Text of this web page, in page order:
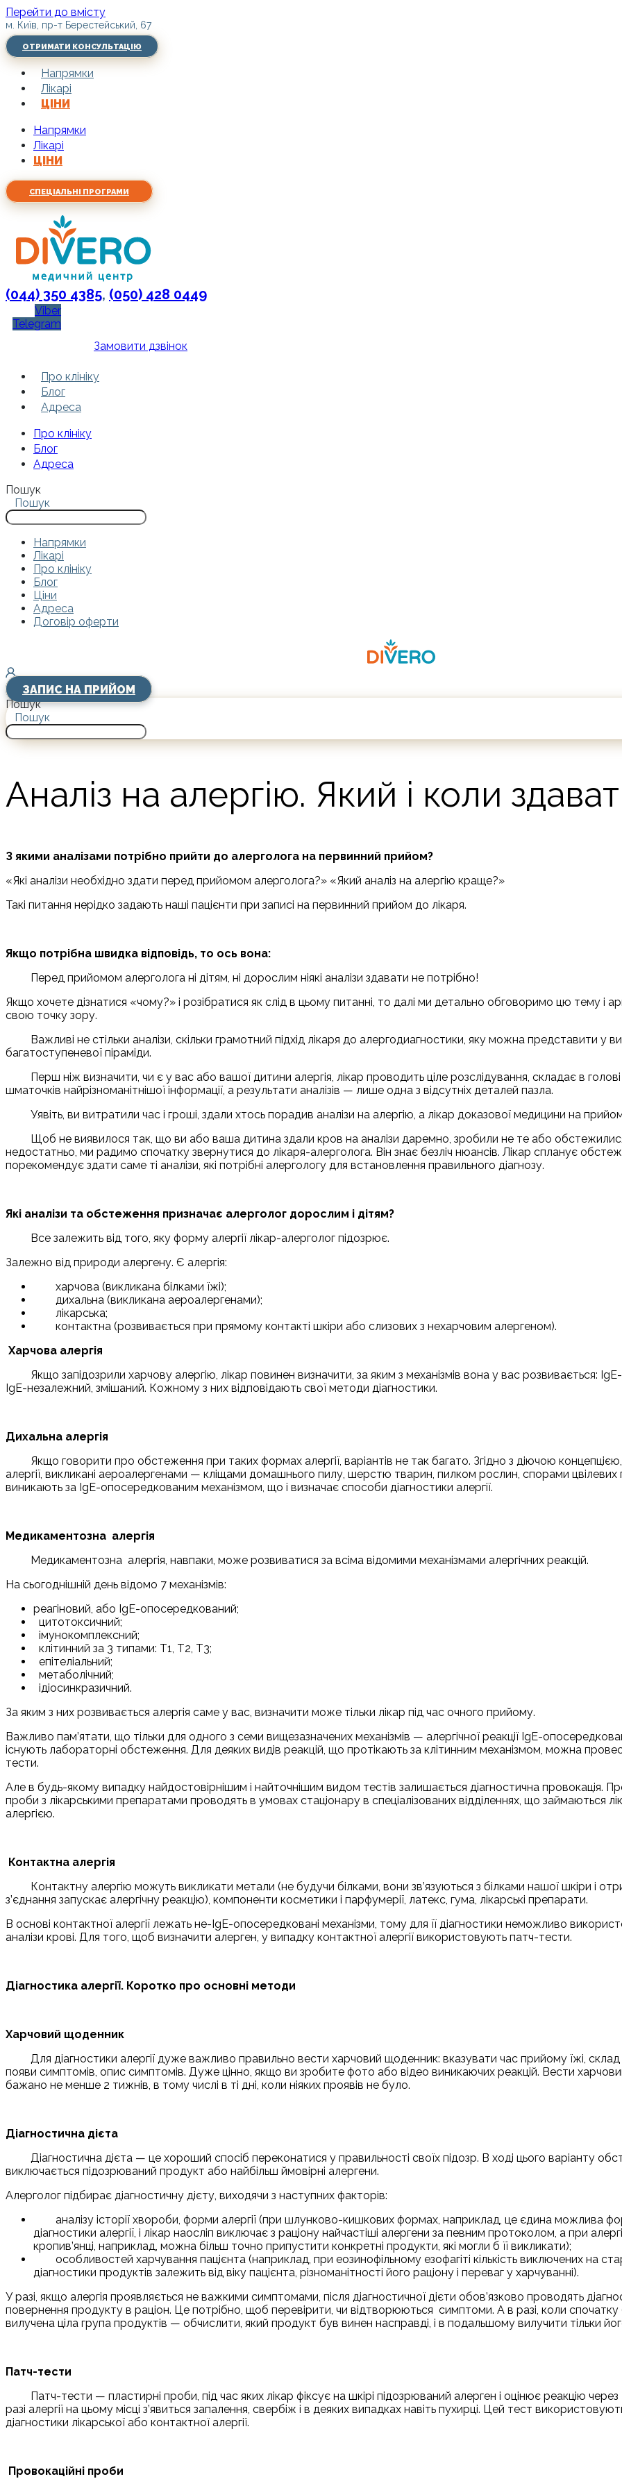
Перейти до вмісту
м. Київ, пр-т Берестейський, 67
ОТРИМАТИ КОНСУЛЬТАЦІЮ
Напрямки
Лікарі
ЦІНИ
Напрямки
Лікарі
ЦІНИ
СПЕЦІАЛЬНІ ПРОГРАМИ
(044) 350 4385, (050) 428 0449
Viber
Telegram
Замовити дзвінок
Про клініку
Блог
Адреса
Про клініку
Блог
Адреса
Пошук
Пошук
Напрямки
Лікарі
Про клініку
Блог
Ціни
Адреса
Договір оферти
ЗАПИС НА ПРИЙОМ
Пошук
Пошук
Аналіз на алергію. Який і коли
З якими аналізами потрібно прийти до алерголога на первинний прийом?
«Які аналізи необхідно здати перед прийомом алерголога?» «Який аналіз на алергію краще?»
Такі питання нерідко задають наші пацієнти при записі на первинний прийом до лікаря.
Якщо потрібна швидка відповідь, то ось вона:
Перед прийомом алерголога ні дітям, ні дорослим ніякі аналізи здавати не потрібно!
Якщо хочете дізнатися «чому?» і розібратися як слід в цьому питанні, то далі ми детально обговоримо цю тему і
свою точку зору.
Важливі не стільки аналізи, скільки грамотний підхід лікаря до алергодиагностики, яку можна представити у
багатоступеневої піраміди.
Перш ніж визначити, чи є у вас або вашої дитини алергія, лікар проводить ціле розслідування, складає в голові
шматочків найрізноманітнішої інформації, а результати аналізів — лише одна з відсутніх деталей пазла.
Уявіть, ви витратили час і гроші, здали хтось порадив аналізи на алергію, а лікар доказової медицини на
Щоб не виявилося так, що ви або ваша дитина здали кров на аналізи даремно, зробили не те або
недостатньо, ми радимо спочатку звернутися до лікаря-алерголога. Він знає безліч нюансів. Лікар спланує
порекомендує здати саме ті аналізи, які потрібні алергологу для встановлення правильного діагнозу.
Які аналізи та обстеження призначає алерголог дорослим і дітям?
Все залежить від того, яку форму алергії лікар-алерголог підозрює.
Залежно від природи алергену. Є алергія:
харчова (викликана білками їжі);
дихальна (викликана аероалергенами);
лікарська;
контактна (розвивається при прямому контакті шкіри або слизових з нехарчовим алергеном).
Харчова алергія
Якщо запідозрили харчову алергію, лікар повинен визначити, за яким з механізмів вона у вас розвивається:
IgE-незалежний, змішаний. Кожному з них відповідають свої методи діагностики.
Дихальна алергія
Якщо говорити про обстеження при таких формах алергії, варіантів не так багато. Згідно з діючою
алергії, викликані аероалергенами — кліщами домашнього пилу, шерстю тварин, пилком рослин, спорами цвілевих
виникають за IgE-опосередкованим механізмом, що і визначає способи діагностики алергії.
Медикаментозна алергія
Медикаментозна алергія, навпаки, може розвиватися за всіма відомими механізмами алергічних реакцій.
На сьогоднішній день відомо 7 механізмів:
реагіновий, або IgE-опосередкований;
цитотоксичний;
імунокомплексний;
клітинний за 3 типами: Т1, Т2, Т3;
епітеліальний;
метаболічний;
ідіосинкразичний.
За яким з них розвивається алергія саме у вас, визначити може тільки лікар під час очного прийому.
Важливо пам’ятати, що тільки для одного з семи вищезазначених механізмів — алергічної реакції IgE-
існують лабораторні обстеження. Для деяких видів реакцій, що протікають за клітинним механізмом, можна
тести.
Але в будь-якому випадку найдостовірнішим і найточнішим видом тестів залишається діагностична провокація.
проби з лікарськими препаратами проводять в умовах стаціонару в спеціалізованих відділеннях, що займаються
алергією.
Контактна алергія
Контактну алергію можуть викликати метали (не будучи білками, вони зв’язуються з білками нашої шкіри і
з’єднання запускає алергічну реакцію), компоненти косметики і парфумерії, латекс, гума, лікарські препарати.
В основі контактної алергії лежать не-IgE-опосередковані механізми, тому для її діагностики неможливо
аналізи крові. Для того, щоб визначити алерген, у випадку контактної алергії використовують патч-тести.
Діагностика алергії. Коротко про основні методи
Харчовий щоденник
Для діагностики алергії дуже важливо правильно вести харчовий щоденник: вказувати час прийому їжі,
появи симптомів, опис симптомів. Дуже цінно, якщо ви зробите фото або відео виникаючих реакцій. Вести
бажано не менше 2 тижнів, в тому числі в ті дні, коли ніяких проявів не було.
Діагностична дієта
Діагностична дієта — це хороший спосіб переконатися у правильності своїх підозр. В ході цього варіанту
виключається підозрюваний продукт або найбільш ймовірні алергени.
Алерголог підбирає діагностичну дієту, виходячи з наступних факторів:
аналізу історії хвороби, форми алергії (при шлунково-кишкових формах, наприклад, це єдина можлива
діагностики алергії, і лікар наосліп виключає з раціону найчастіші алергени за певним протоколом, а при
кропив’янці, наприклад, можна більш точно припустити конкретні продукти, які могли б її викликати);
особливостей харчування пацієнта (наприклад, при еозинофільному езофагіті кількість виключених на
діагностики продуктів залежить від віку пацієнта, різноманітності його раціону і переваг у харчуванні).
У разі, якщо алергія проявляється не важкими симптомами, після діагностичної дієти обов’язково проводять
повернення продукту в раціон. Це потрібно, щоб перевірити, чи відтворюються симптоми. А в разі, коли спочатку
вилучена ціла група продуктів — обчислити, який продукт був винен насправді, і в подальшому вилучити тільки
Патч-тести
Патч-тести — пластирні проби, під час яких лікар фіксує на шкірі підозрюваний алерген і оцінює реакцію
разі алергії на цьому місці з’явиться запалення, свербіж і в деяких випадках навіть пухирці. Цей тест
діагностики лікарської або контактної алергії.
Провокаційні проби